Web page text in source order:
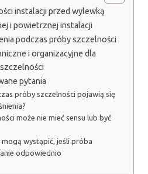
instalacji przed wylewką
i powietrznej instalacji
podczas próby szczelności
i organizacyjne dla
pytania
próby szczelności pojawią się
może nie mieć sensu lub być
wystąpić, jeśli próba
odpowiednio